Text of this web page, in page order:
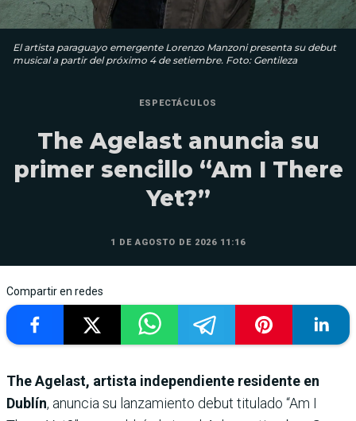
El artista paraguayo emergente Lorenzo Manzoni presenta su debut
musical a partir del próximo 4 de setiembre. Foto: Gentileza
ESPECTÁCULOS
The Agelast anuncia su
primer sencillo “Am I There
Yet?”
1 DE AGOSTO DE 2026 11:16
Compartir en redes
The Agelast, artista independiente residente en
Dublín, anuncia su lanzamiento debut titulado “Am I